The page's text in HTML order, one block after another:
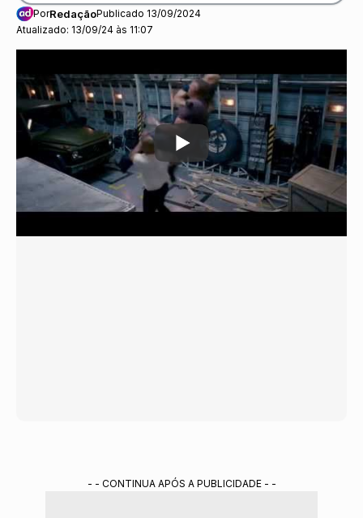
Atualizado: 13/09/24 às 11:07
PorRedaçãoPublicado 13/09/2024
- - CONTINUA APÓS A PUBLICIDADE - -